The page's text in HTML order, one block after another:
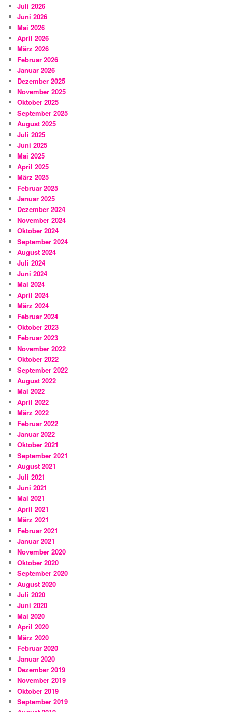
Juli 2026
Juni 2026
Mai 2026
April 2026
März 2026
Februar 2026
Januar 2026
Dezember 2025
November 2025
Oktober 2025
September 2025
August 2025
Juli 2025
Juni 2025
Mai 2025
April 2025
März 2025
Februar 2025
Januar 2025
Dezember 2024
November 2024
Oktober 2024
September 2024
August 2024
Juli 2024
Juni 2024
Mai 2024
April 2024
März 2024
Februar 2024
Oktober 2023
Februar 2023
November 2022
Oktober 2022
September 2022
August 2022
Mai 2022
April 2022
März 2022
Februar 2022
Januar 2022
Oktober 2021
September 2021
August 2021
Juli 2021
Juni 2021
Mai 2021
April 2021
März 2021
Februar 2021
Januar 2021
November 2020
Oktober 2020
September 2020
August 2020
Juli 2020
Juni 2020
Mai 2020
April 2020
März 2020
Februar 2020
Januar 2020
Dezember 2019
November 2019
Oktober 2019
September 2019